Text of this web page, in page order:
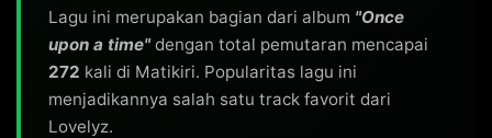
Lagu ini merupakan bagian dari album "Once
upon a time"dengan total pemutaran mencapai
272 kali di Matikiri. Popularitas lagu ini
menjadikannya salah satu track favorit dari
Lovelyz.